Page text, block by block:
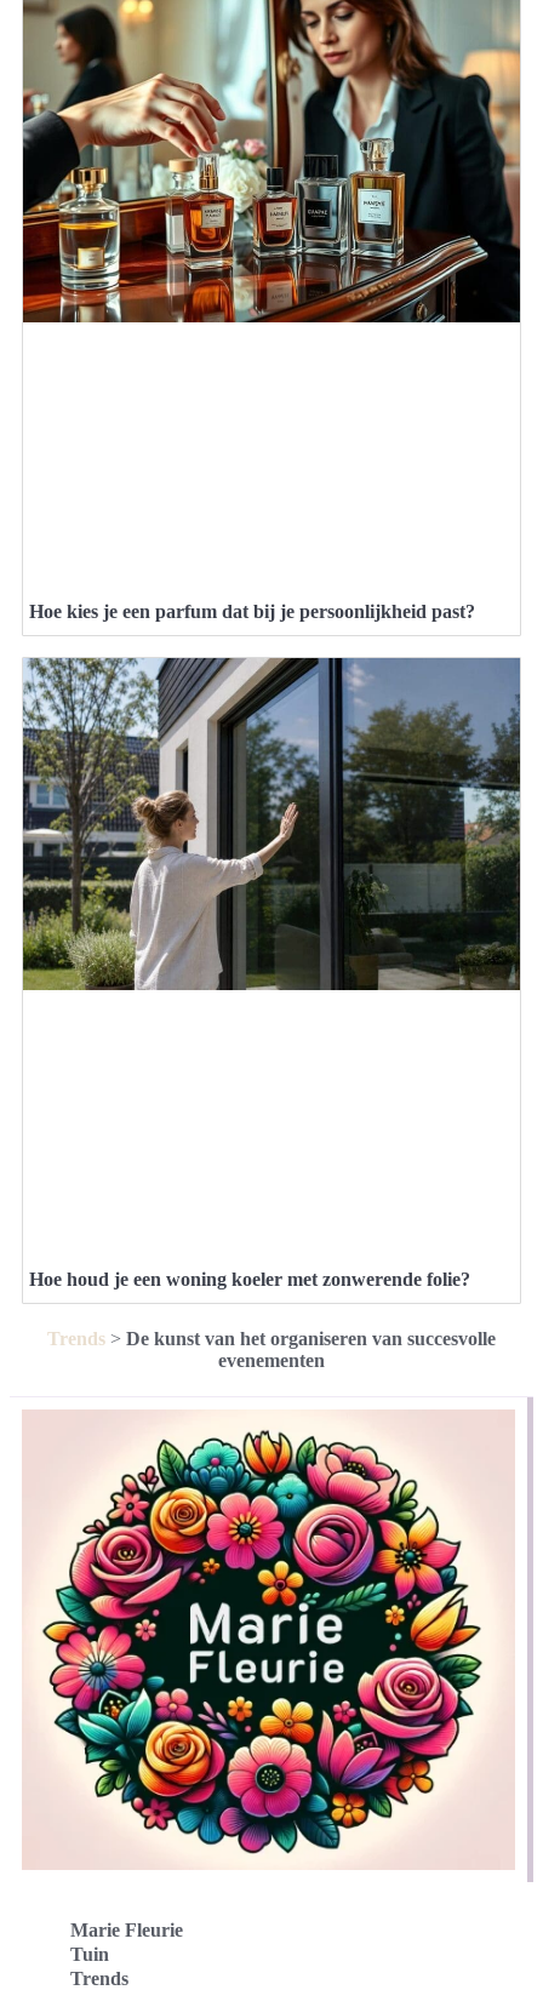
Hoe kies je een parfum dat bij je persoonlijkheid past?
Hoe houd je een woning koeler met zonwerende folie?
Trends > De kunst van het organiseren van succesvolle
evenementen
Marie Fleurie
Tuin
Trends